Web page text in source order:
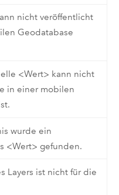
nicht veröffentlicht
Geodatabase
<Wert> kann nicht
in einer mobilen
wurde ein
<Wert> gefunden.
Layers ist nicht für die